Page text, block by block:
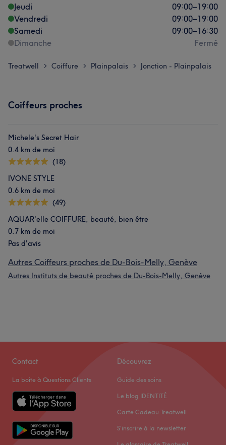
Jeudi
09:00–19:00
Vendredi
09:00–19:00
Samedi
09:00–16:30
Dimanche
Fermé
Treatwell > Coiffure > Plainpalais > Jonction - Plainpalais
Coiffeurs proches
Michele's Secret Hair
0.4 km de moi
(18)
IVONE STYLE
0.6 km de moi
(49)
AQUAR'elle COIFFURE, beauté, bien être
0.7 km de moi
Pas d'avis
Autres Coiffeurs proches de Du-Bois-Melly, Genève
Autres Instituts de beauté proches de Du-Bois-Melly, Genève
Contact
La boîte à Questions Clients
Découvrez
Guide des soins
Le blog IDENTITÉ
Carte Cadeau Treatwell
S'inscrire à la newsletter